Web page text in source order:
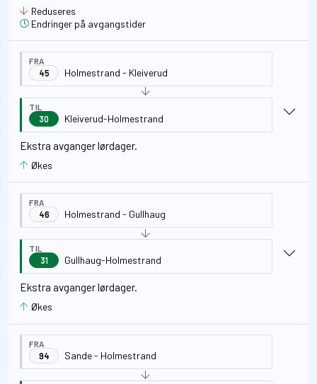
Reduseres
Endringer på avgangstider
FRA
45
Holmestrand - Kleiverud
TIL
30
Kleiverud-Holmestrand
Ekstra avganger lørdager.
Økes
FRA
46
Holmestrand - Gullhaug
TIL
31
Gullhaug-Holmestrand
Ekstra avganger lørdager.
Økes
FRA
94
Sande - Holmestrand